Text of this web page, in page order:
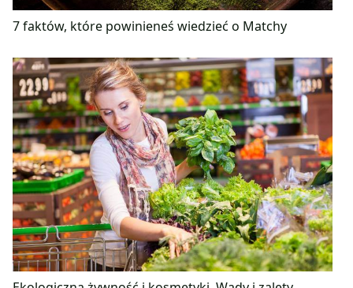
7 faktów, które powinieneś wiedzieć o Matchy